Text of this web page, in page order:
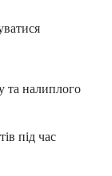
та налиплого
під час